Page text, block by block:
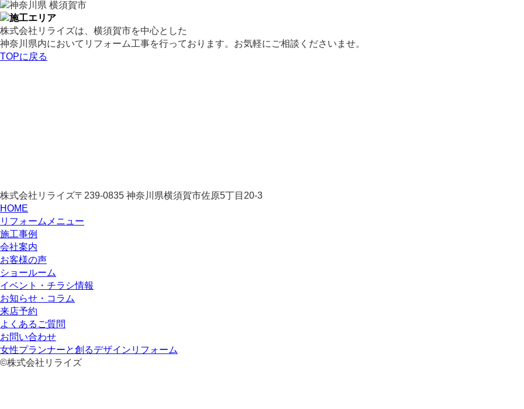
株式会社リライズは、横須賀市を中心とした
神奈川県内においてリフォーム工事を行っております。お気軽にご相談くださいませ。
TOPに戻る
株式会社リライズ〒239-0835 神奈川県横須賀市佐原5丁目20-3
HOME
リフォームメニュー
施工事例
会社案内
お客様の声
ショールーム
イベント・チラシ情報
お知らせ・コラム
来店予約
よくあるご質問
お問い合わせ
女性プランナーと創るデザインリフォーム
©株式会社リライズ